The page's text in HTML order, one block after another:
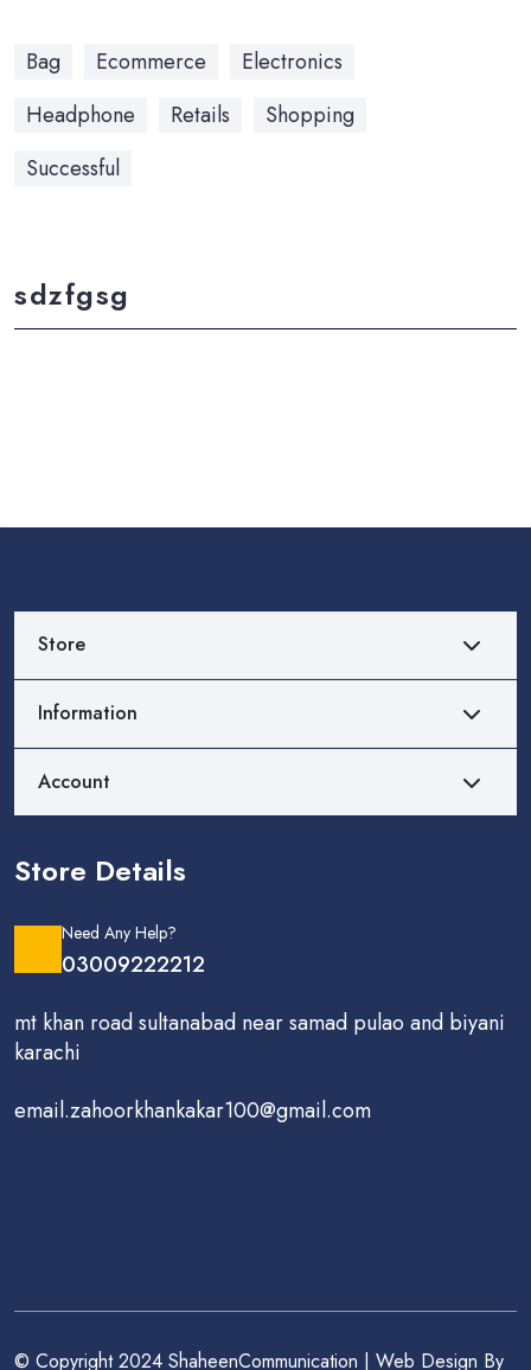
Bag Ecommerce
Electronics
Headphone
Retails
Shopping
Successful
sdzfgsg
Store
Information
Account
Store Details
Need Any Help?
03009222212
mt khan road sultanabad near samad pulao and biyani
karachi
email.zahoorkhankakar100@gmail.com
© Copyright 2024 ShaheenCommunication | Web Design By